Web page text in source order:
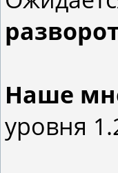
Наше
уровня